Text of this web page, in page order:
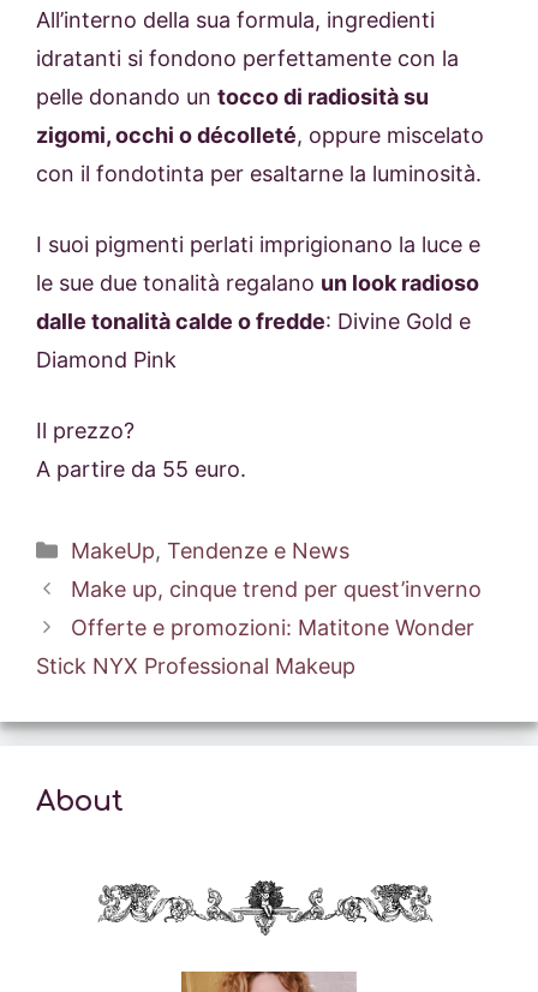
All’interno della sua formula, ingredienti
idratanti si fondono perfettamente con la
pelle donando un tocco di radiosità su
zigomi, occhi o décolleté, oppure miscelato
con il fondotinta per esaltarne la luminosità.
I suoi pigmenti perlati imprigionano la luce e
le sue due tonalità regalano un look radioso
dalle tonalità calde o fredde: Divine Gold e
Diamond Pink
Il prezzo?
A partire da 55 euro.
Categorie
MakeUp, Tendenze e News
Make up, cinque trend per quest’inverno
Offerte e promozioni: Matitone Wonder
Stick NYX Professional Makeup
About